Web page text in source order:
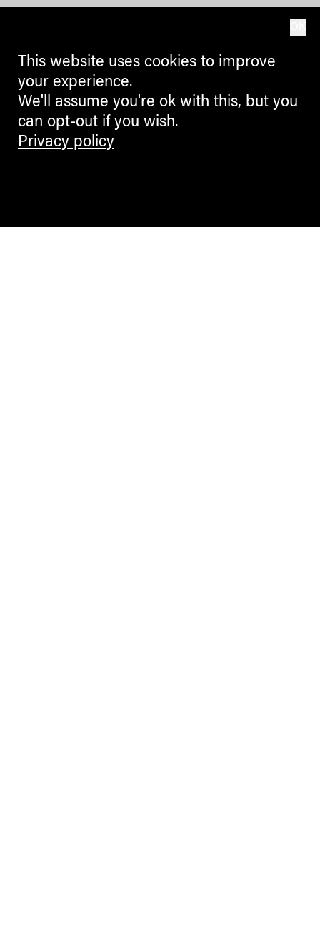
This website uses cookies to improve
your experience.
We'll assume you're ok with this, but you
can opt-out if you wish.
Privacy policy